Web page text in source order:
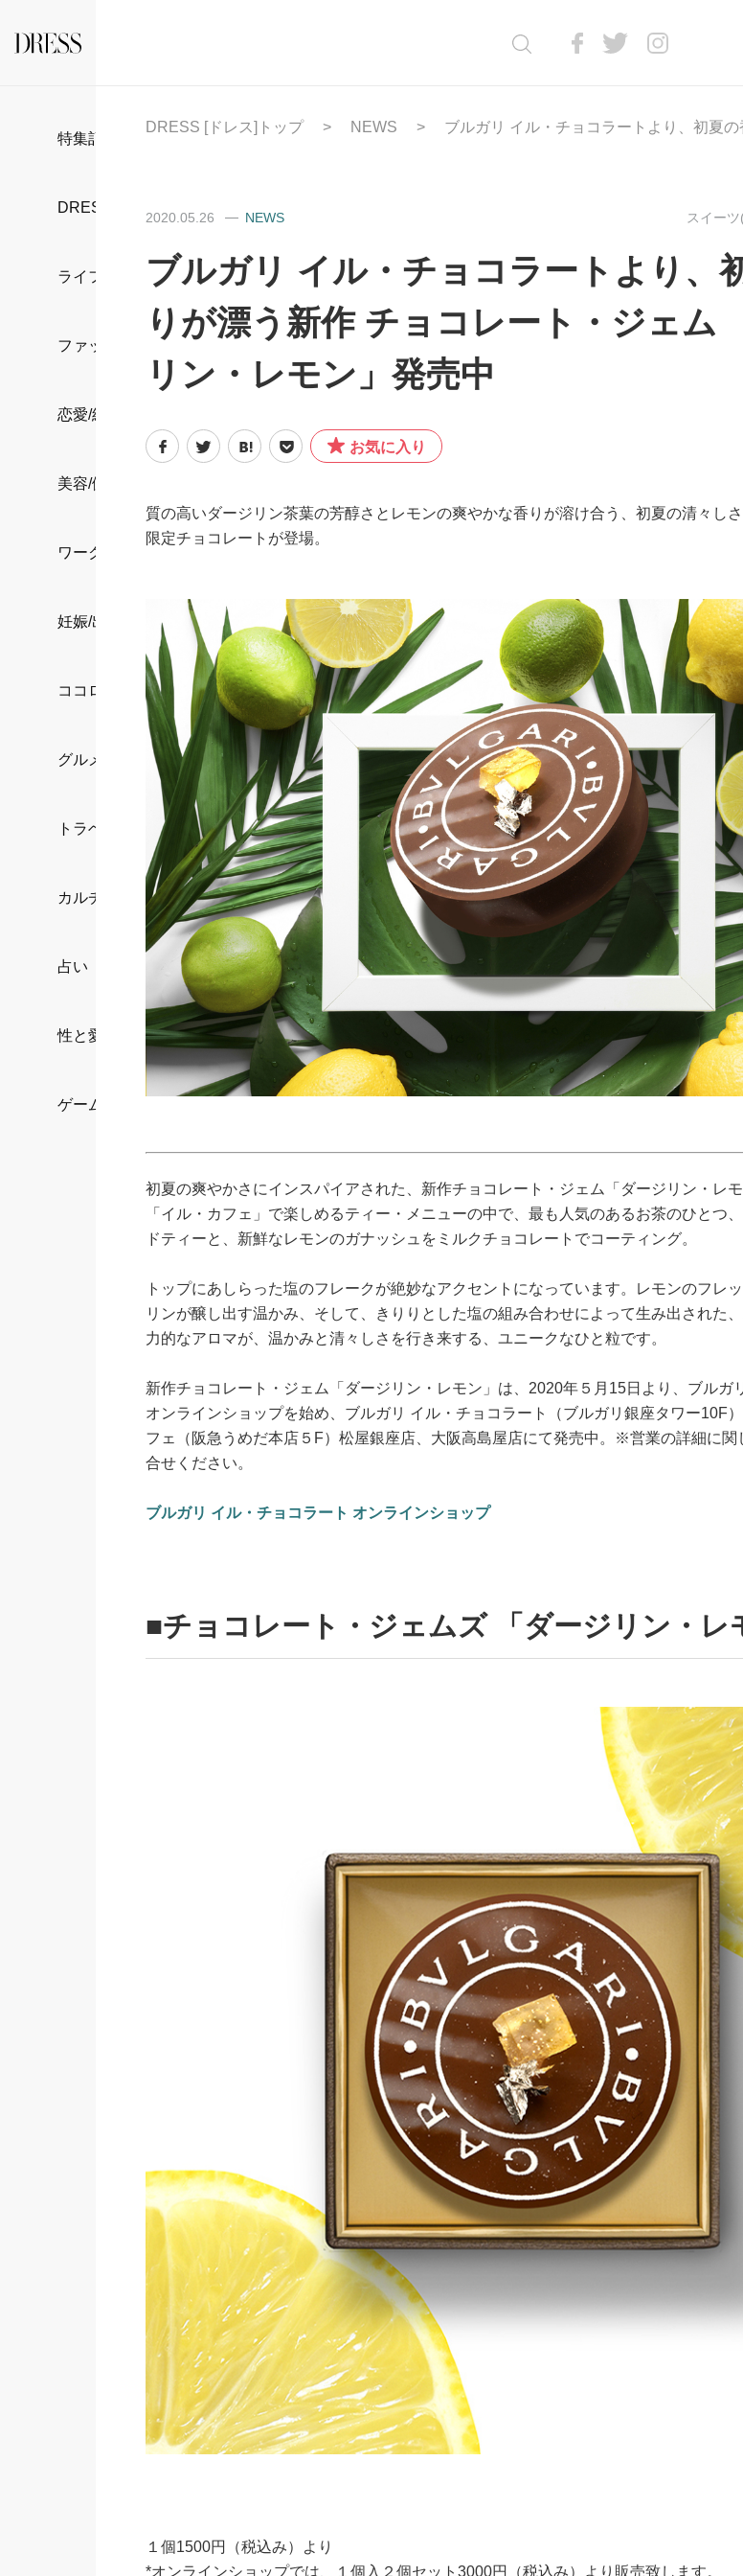
特集記事
DRESS部活
ライフスタイル
ファッション
恋愛/結婚/離婚
美容/健康
ワークスタイル
妊娠/出産/家族
ココロ/カラダ
グルメ
トラベル
カルチャー/エンタメ
占い
性と愛
ゲーム
DRESS [ドレス]トップ NEWS ブルガリ イル・チョコラートより、初夏
2020.05.26 NEWS スイー
ブルガリ イル・チョコラートより、
りが漂う新作 チョコレート・ジェム
リン・レモン」発売中
お気に入り
質の高いダージリン茶葉の芳醇さとレモンの爽やかな香りが溶け合う、初夏の清々し
限定チョコレートが登場。
初夏の爽やかさにインスパイアされた、新作チョコレート・ジェム「ダージリン・レ
「イル・カフェ」で楽しめるティー・メニューの中で、最も人気のあるお茶のひとつ
ドティーと、新鮮なレモンのガナッシュをミルクチョコレートでコーティング。
トップにあしらった塩のフレークが絶妙なアクセントになっています。レモンのフレ
リンが醸し出す温かみ、そして、きりりとした塩の組み合わせによって生み出された
力的なアロマが、温かみと清々しさを行き来する、ユニークなひと粒です。
新作チョコレート・ジェム「ダージリン・レモン」は、2020年５月15日より、ブルガ
オンラインショップを始め、ブルガリ イル・チョコラート（ブルガリ銀座タワー10F
フェ（阪急うめだ本店５F）松屋銀座店、大阪高島屋店にて発売中。※営業の詳細に関
合せください。
ブルガリ イル・チョコラート オンラインショップ
■チョコレート・ジェムズ 「ダージリン・レ
１個1500円（税込み）より
*オンラインショップでは、１個入２個セット3000円（税込み）より販売致します。